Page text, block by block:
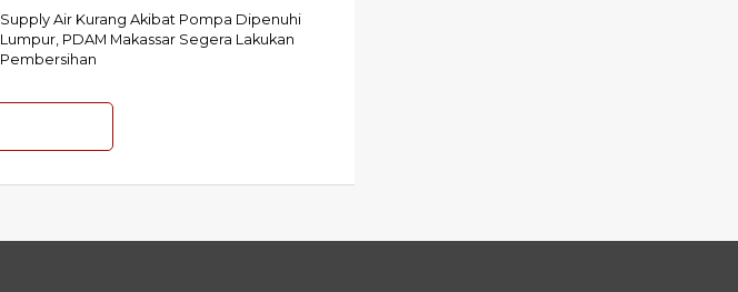
Supply Air Kurang Akibat Pompa Dipenuhi
Lumpur, PDAM Makassar Segera Lakukan
Pembersihan